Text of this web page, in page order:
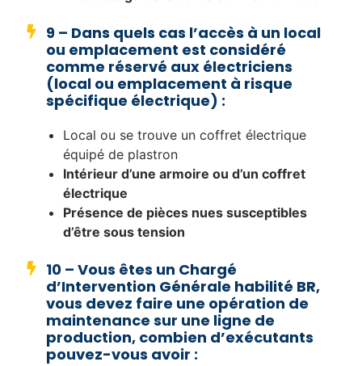
9 – Dans quels cas l’accès à un local
ou emplacement est considéré
comme réservé aux électriciens
(local ou emplacement à risque
spécifique électrique) :
Local ou se trouve un coffret électrique
équipé de plastron
Intérieur d’une armoire ou d’un coffret
électrique
Présence de pièces nues susceptibles
d’être sous tension
10 – Vous êtes un Chargé
d’Intervention Générale habilité BR,
vous devez faire une opération de
maintenance sur une ligne de
production, combien d’exécutants
pouvez-vous avoir :